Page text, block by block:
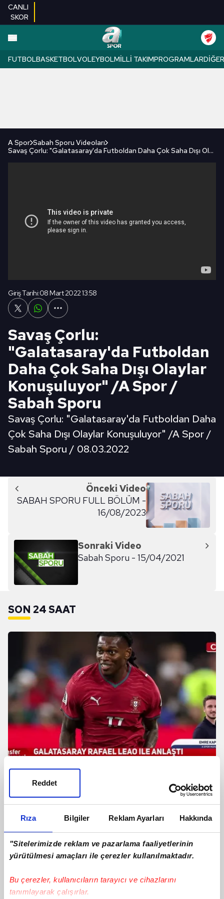
Rıza Bilgiler Reklam Ayarları Hakkında
"Sitelerimizde reklam ve pazarlama faaliyetlerinin
yürütülmesi amaçları ile çerezler kullanılmaktadır.
Bu çerezler, kullanıcıların tarayıcı ve cihazlarını
tanımlayarak çalışırlar.
Reddet
CANLI
SKOR
FUTBOLBASKETBOLVOLEYBOLMILLI TAKIMPROGRAMLARDIĞER
A Spor Sabah Sporu Videoları
Savaş Çorlu: "Galatasaray'da Futboldan Daha Çok Saha Dışı Olaylar Konuşuluyor" /A Spor / Sabah Sporu
Giriş Tarihi:08 Mart 2022 13:58
Savaş Çorlu:
"Galatasaray'da Futboldan
Daha Çok Saha Dışı Olaylar
Konuşuluyor" /A Spor /
Sabah Sporu
Savaş Çorlu: "Galatasaray'da Futboldan Daha
Çok Saha Dışı Olaylar Konuşuluyor" /A Spor /
Sabah Sporu / 08.03.2022
Önceki Video
SABAH SPORU FULL BÖLÜM -
16/08/2023
Sonraki Video
Sabah Sporu - 15/04/2021
SON 24 SAAT
Galatasaray Rafael Leao ile anlaştı!
İşte Portekizli yıldızın maaşı